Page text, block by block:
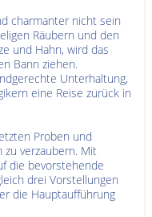
charmanter nicht sein
Räubern und den
und Hahn, wird das
Bann ziehen.
Unterhaltung,
eine Reise zurück in
Proben und
verzaubern. Mit
die bevorstehende
drei Vorstellungen
die Hauptaufführung